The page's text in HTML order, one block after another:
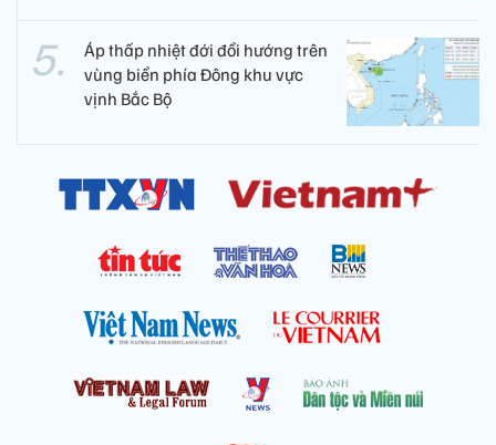
Áp thấp nhiệt đới đổi hướng trên
vùng biển phía Đông khu vực
vịnh Bắc Bộ